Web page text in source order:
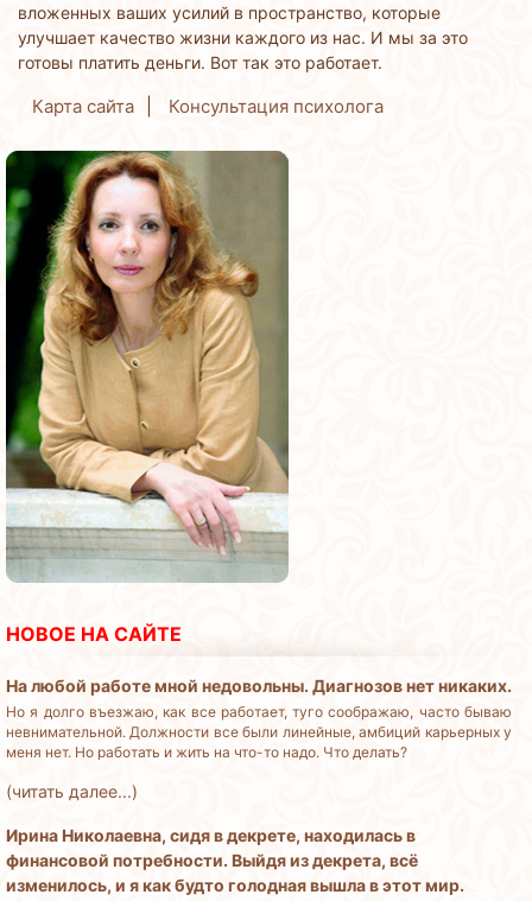
вложенных ваших усилий в пространство, которые
улучшает качество жизни каждого из нас. И мы за это
готовы платить деньги. Вот так это работает.
Карта сайта Консультация психолога
НОВОЕ НА САЙТЕ
На любой работе мной недовольны. Диагнозов нет никаких.
Но я долго въезжаю, как все работает, туго соображаю, часто бываю
невнимательной. Должности все были линейные, амбиций карьерных у
меня нет. Но работать и жить на что-то надо. Что делать?
(читать далее...)
Ирина Николаевна, сидя в декрете, находилась в
финансовой потребности. Выйдя из декрета, всё
изменилось, и я как будто голодная вышла в этот мир.